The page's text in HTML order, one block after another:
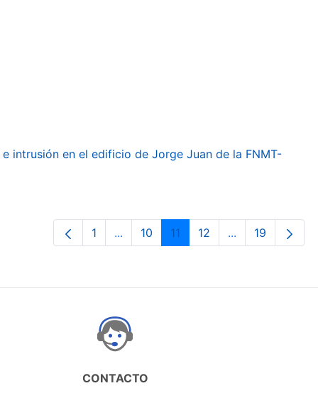
intrusión en el edificio de Jorge Juan de la FNMT-
Orrialdea
1 ...Intermediate Pages Use TAB to
Orrialdea
10 Orrialdea
11 Orrialdea
12 ...Intermediate
Orrialdea
19
CONTACTO